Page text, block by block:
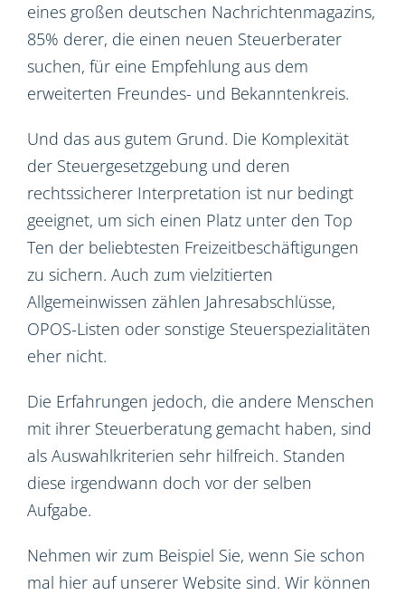
eines großen deutschen Nachrichtenmagazins,
85% derer, die einen neuen Steuerberater
suchen, für eine Empfehlung aus dem
erweiterten Freundes- und Bekanntenkreis.
Und das aus gutem Grund. Die Komplexität
der Steuergesetzgebung und deren
rechtssicherer Interpretation ist nur bedingt
geeignet, um sich einen Platz unter den Top
Ten der beliebtesten Freizeitbeschäftigungen
zu sichern. Auch zum vielzitierten
Allgemeinwissen zählen Jahresabschlüsse,
OPOS-Listen oder sonstige Steuerspezialitäten
eher nicht.
Die Erfahrungen jedoch, die andere Menschen
mit ihrer Steuerberatung gemacht haben, sind
als Auswahlkriterien sehr hilfreich. Standen
diese irgendwann doch vor der selben
Aufgabe.
Nehmen wir zum Beispiel Sie, wenn Sie schon
mal hier auf unserer Website sind. Wir können